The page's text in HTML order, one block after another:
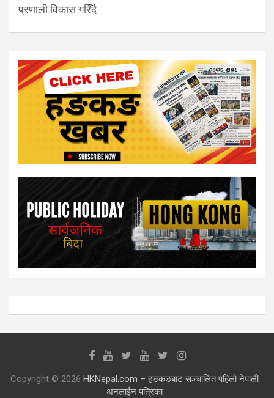
प्रणाली विकास गरिँदै
Copyright © 2026 HKNepal.com – हङकङबाट सञ्चालित पहिलो नेपाली
अनलाईन पत्रिका